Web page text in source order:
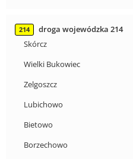
214
droga wojewódzka 214
Skórcz
Wielki Bukowiec
Zelgoszcz
Lubichowo
Bietowo
Borzechowo